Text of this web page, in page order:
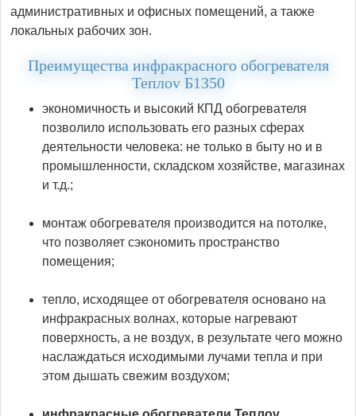
административных и офисных помещений, а также
локальных рабочих зон.
Преимущества инфракрасного обогревателя
Теплоv Б1350
экономичность и высокий КПД обогревателя
позволило использовать его разных сферах
деятельности человека: не только в быту но и в
промышленности, складском хозяйстве, магазинах
и т.д.;
монтаж обогревателя производится на потолке,
что позволяет сэкономить пространство
помещения;
тепло, исходящее от обогревателя основано на
инфракрасных волнах, которые нагревают
поверхность, а не воздух, в результате чего можно
наслаждаться исходимыми лучами тепла и при
этом дышать свежим воздухом;